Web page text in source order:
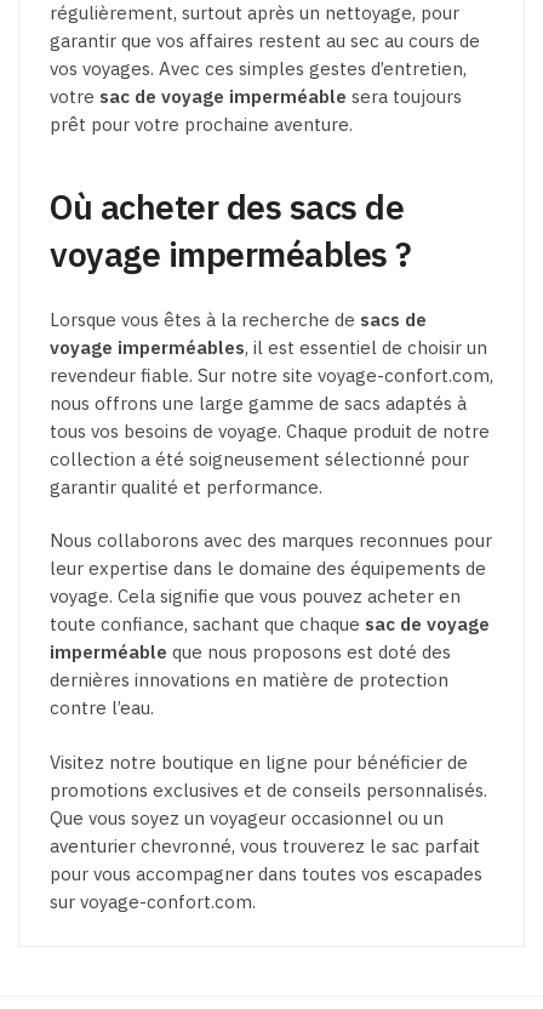
régulièrement, surtout après un nettoyage, pour
garantir que vos affaires restent au sec au cours de
vos voyages. Avec ces simples gestes d’entretien,
votre sac de voyage imperméable sera toujours
prêt pour votre prochaine aventure.
Où acheter des sacs de
voyage imperméables ?
Lorsque vous êtes à la recherche de sacs de
voyage imperméables, il est essentiel de choisir un
revendeur fiable. Sur notre site voyage-confort.com,
nous offrons une large gamme de sacs adaptés à
tous vos besoins de voyage. Chaque produit de notre
collection a été soigneusement sélectionné pour
garantir qualité et performance.
Nous collaborons avec des marques reconnues pour
leur expertise dans le domaine des équipements de
voyage. Cela signifie que vous pouvez acheter en
toute confiance, sachant que chaque sac de voyage
imperméable que nous proposons est doté des
dernières innovations en matière de protection
contre l’eau.
Visitez notre boutique en ligne pour bénéficier de
promotions exclusives et de conseils personnalisés.
Que vous soyez un voyageur occasionnel ou un
aventurier chevronné, vous trouverez le sac parfait
pour vous accompagner dans toutes vos escapades
sur voyage-confort.com.